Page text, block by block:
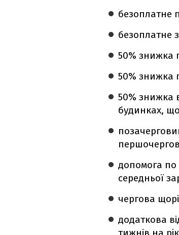
безоплатне
безоплатне
50% знижка
50% знижка
50% знижка
будинках,
допомога по
середньої
чергова
додаткова